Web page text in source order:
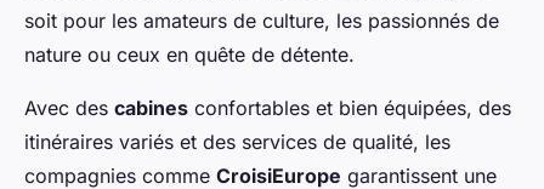
soit pour les amateurs de culture, les passionnés de
nature ou ceux en quête de détente.
Avec des cabines confortables et bien équipées, des
itinéraires variés et des services de qualité, les
compagnies comme CroisiEurope garantissent une